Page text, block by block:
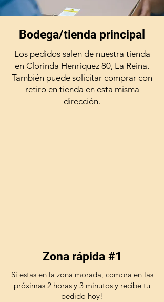
Bodega/tienda principal
Los pedidos salen de nuestra tienda
en Clorinda Henriquez 80, La Reina.
También puede solicitar comprar con
retiro en tienda en esta misma
dirección.
Zona rápida #1
Si estas en la zona morada, compra en las
próximas 2 horas y 3 minutos y recibe tu
pedido hoy!